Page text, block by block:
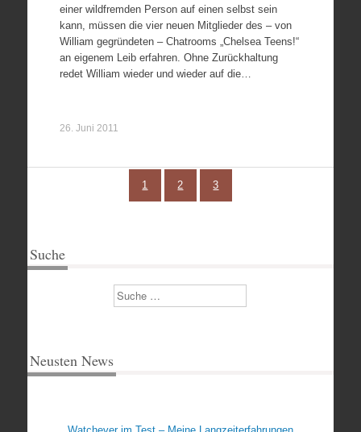
einer wildfremden Person auf einen selbst sein
kann, müssen die vier neuen Mitglieder des – von
William gegründeten – Chatrooms „Chelsea Teens!“
an eigenem Leib erfahren. Ohne Zurückhaltung
redet William wieder und wieder auf die…
26. Juni 2011
1 2 3
Suche
Suchen
Neusten News